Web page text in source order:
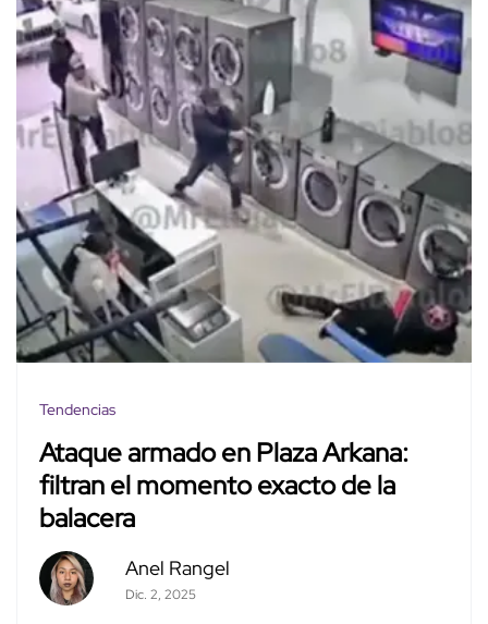
Tendencias
Ataque armado en Plaza Arkana:
filtran el momento exacto de la
balacera
Anel Rangel
Dic. 2, 2025